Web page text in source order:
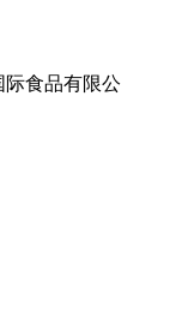
际食品有限公